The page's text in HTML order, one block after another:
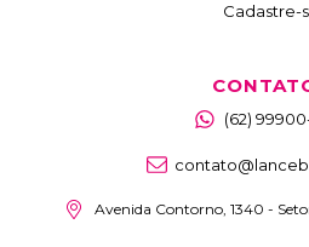
Cadastre-
(62)
Avenida Contorno, 1340 -